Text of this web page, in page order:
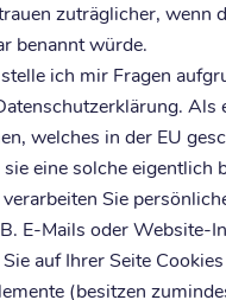
zuträglicher, wenn
benannt würde.
ich mir Fragen
Als
welches in der EU
eine solche eigentlich
Sie
E-Mails oder Website-
auf Ihrer Seite
(besitzen